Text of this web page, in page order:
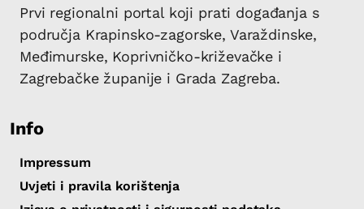
Prvi regionalni portal koji prati događanja s
područja Krapinsko-zagorske, Varaždinske,
Međimurske, Koprivničko-križevačke i
Zagrebačke županije i Grada Zagreba.
Info
Impressum
Uvjeti i pravila korištenja